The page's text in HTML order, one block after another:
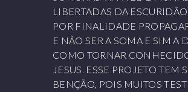
LIBERTADAS DA
POR FINALIDADE
E NÃO SER A SOMA E SIM A
COMO TORNAR
JESUS. ESSE PROJETO TEM
BENÇÃO, POIS MUITOS